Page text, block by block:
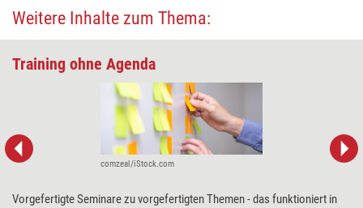
Weitere Inhalte zum Thema:
Training ohne Agenda
comzeal/iStock.com
Vorgefertigte Seminare zu vorgefertigten Themen - das funktioniert in